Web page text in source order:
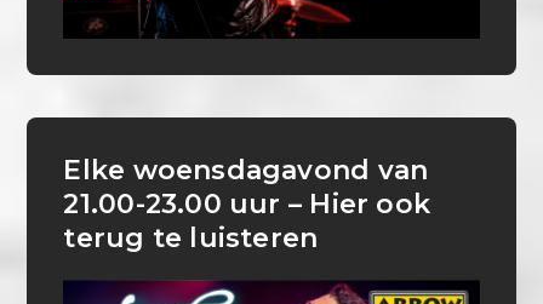
Elke woensdagavond van
21.00-23.00 uur – Hier ook
terug te luisteren